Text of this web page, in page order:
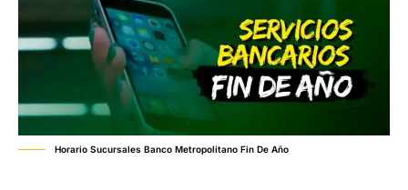
Horario Sucursales Banco Metropolitano Fin De Año